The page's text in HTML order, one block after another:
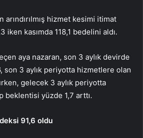
hizmet kesimi itimat
iken kasımda 118,1 bedelini aldı.
aya nazaran, son 3 aylık devirde
son 3 aylık periyotta hizmetlere olan
gelecek 3 aylık periyotta
beklentisi yüzde 1,7 arttı.
91,6 oldu